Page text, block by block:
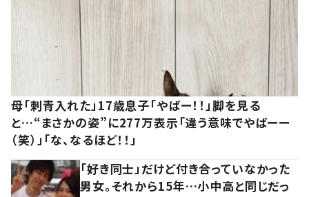
母「刺青入れた」17歳息子「やばー！！」脚を見る
と…“まさかの姿”に277万表示「違う意味でやばーー
（笑）」「な、なるほど！！」
「好き同士」だけど付き合っていなかった
男女。それから15年…小中高と同じだっ